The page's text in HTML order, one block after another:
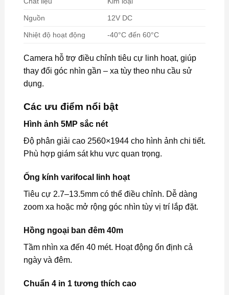
Nguồn 12V DC
Nhiệt độ hoạt động -40°C đến 60°C
Camera hỗ trợ điều chỉnh tiêu cự linh hoạt, giúp
thay đổi góc nhìn gần – xa tùy theo nhu cầu sử
dụng.
Các ưu điểm nổi bật
Hình ảnh 5MP sắc nét
Độ phân giải cao 2560×1944 cho hình ảnh chi tiết.
Phù hợp giám sát khu vực quan trọng.
Ống kính varifocal linh hoạt
Tiêu cự 2.7–13.5mm có thể điều chỉnh. Dễ dàng
zoom xa hoặc mở rộng góc nhìn tùy vị trí lắp đặt.
Hồng ngoại ban đêm 40m
Tầm nhìn xa đến 40 mét. Hoạt động ổn định cả
ngày và đêm.
Chuẩn 4 in 1 tương thích cao